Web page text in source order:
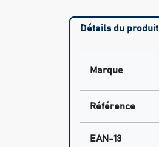
Détails du produit
Marque
Référence
EAN-13